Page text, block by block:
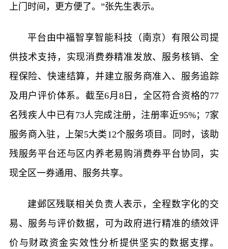
上门时间，更方便了。”张先生表示。
平台由中福智享智能科技（南京）有限公司提
供技术支持，实现消费券精准发放、服务核销、全
程保险、快速结算，并建立服务商准入、服务追踪
及用户评价体系。截至6月8日，全区符合资格的77
名残疾人中已有73人完成注册，注册率近95%；7家
服务商入驻，上架5大类12个服务项目。同时，该助
残服务平台还与区内养老易购消费券平台协同，实
现全区一券通用、服务共享。
建邺区残联相关负责人表示，全程数字化的交
易、服务与评价数据，可为政府进行精准的绩效评
价与财政资金实效性分析提供坚实的数据支撑。